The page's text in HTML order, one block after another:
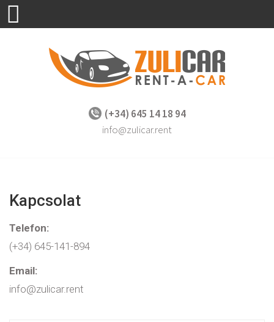
(+34) 645 14 18 94
info@zulicar.rent
Kapcsolat
Telefon:
(+34) 645-141-894
Email:
info@zulicar.rent